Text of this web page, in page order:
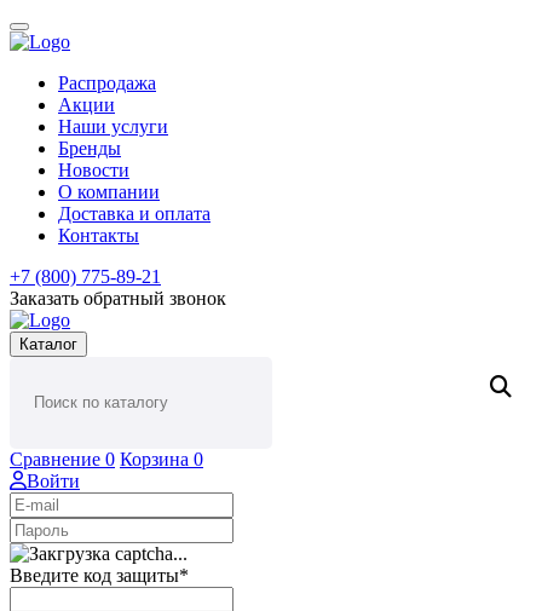
Распродажа
Акции
Наши услуги
Бренды
Новости
О компании
Доставка и оплата
Контакты
+7 (800) 775-89-21
Заказать обратный звонок
Каталог
Сравнение 0 Корзина 0
Войти
Введите код защиты*